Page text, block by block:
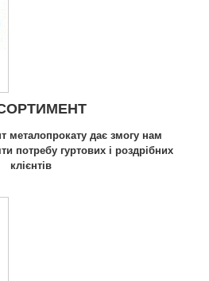
металопрокату дає змогу нам
потребу гуртових і роздрібних
клієнтів